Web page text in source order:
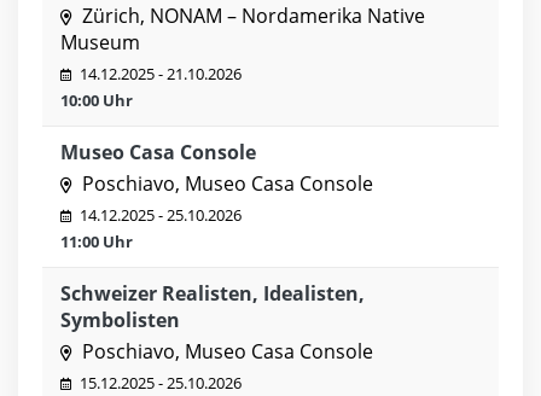
Zürich, NONAM – Nordamerika Native
Museum
14.12.2025 - 21.10.2026
10:00 Uhr
Museo Casa Console
Poschiavo, Museo Casa Console
14.12.2025 - 25.10.2026
11:00 Uhr
Schweizer Realisten, Idealisten,
Symbolisten
Poschiavo, Museo Casa Console
15.12.2025 - 25.10.2026